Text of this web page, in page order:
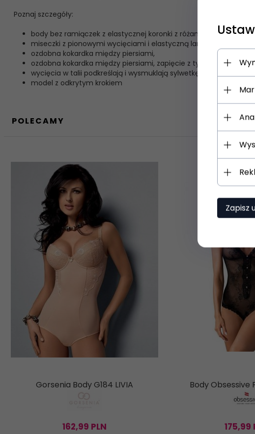
Poznaj szczegóły:
body bez ramiączek z elastycznej koronki z różami,
miseczki z pionowymi wycięciami i elastyczną lamówką
ozdobna kokardka między piersiami,
ozdobna kokardka między piersiami, zapięcie z tyłu,
wycięcia w talii podkreślają i wysmuklają sylwetkę,
model z odkrytym krokiem
POLECAMY
Gorsenia Body G184 LIVIA
162,99 PLN
Body Obsessive
175,99
Zapisz
Zapisz się NA
najnowsze wieści o
informacje o nowościach w
Chcę zapisać się do newslettera.